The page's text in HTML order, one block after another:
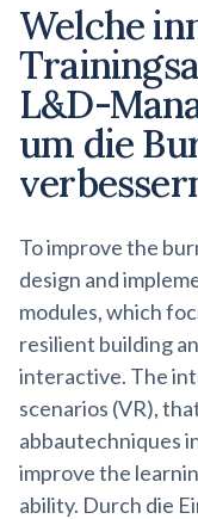
Welche
L&D-
um die
To improve the
design and
modules, which
resilient building
interactive. The
scenarios (VR),
abbautechniques
improve the
ability. Durch die